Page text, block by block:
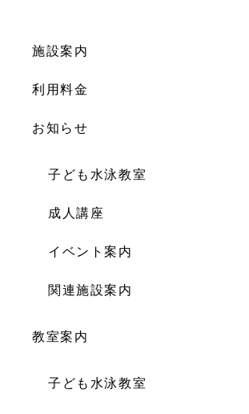
施設案内
利用料金
お知らせ
子ども水泳教室
成人講座
イベント案内
関連施設案内
教室案内
子ども水泳教室